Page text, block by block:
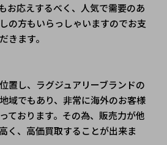
お応えするべく、人気で需要のあ
の方もいらっしゃいますのでお支
きます。
置し、ラグジュアリーブランドの
域でもあり、非常に海外のお客様
ております。その為、販売力が他
く、高価買取することが出来ま